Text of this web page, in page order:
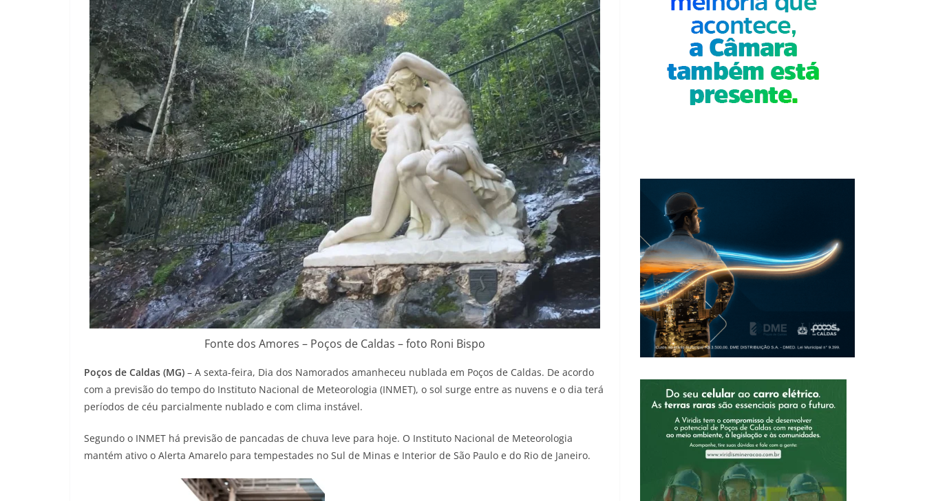
Fonte dos Amores – Poços de Caldas – foto Roni Bispo
Poços de Caldas (MG) – A sexta-feira, Dia dos Namorados amanheceu nublada em Poços de Caldas. De acordo
com a previsão do tempo do Instituto Nacional de Meteorologia (INMET), o sol surge entre as nuvens e o dia terá
períodos de céu parcialmente nublado e com clima instável.
Segundo o INMET há previsão de pancadas de chuva leve para hoje. O Instituto Nacional de Meteorologia
mantém ativo o Alerta Amarelo para tempestades no Sul de Minas e Interior de São Paulo e do Rio de Janeiro.